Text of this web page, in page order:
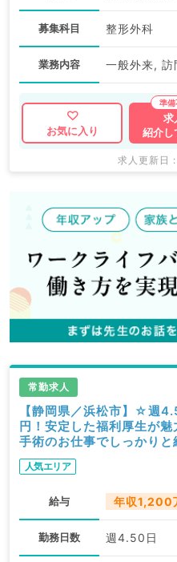
募集科目 整形外科
業務内容
お気に入り
求
紹介し
求人更新日
常勤求人
【静岡県／浜松市】☆週
円！安定した福利厚生が
手術のお仕事でしっかり
／常勤）
人気エリア
給与 年収1,200
勤務日数 週4.50日